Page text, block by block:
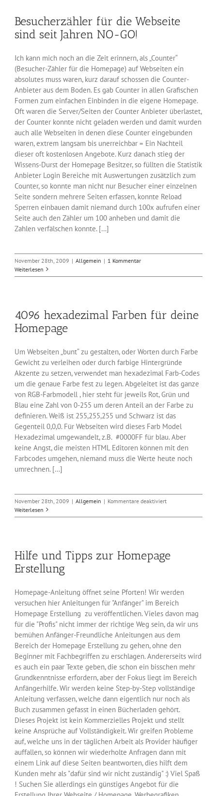
oder
Nein
Besucherzähler für die Webseite
sind seit Jahren NO-GO!
Ich kann mich noch an die Zeit erinnern, als „Counter“
(Besucher-Zähler für die Homepage) auf Webseiten ein
absolutes muss waren, kurz darauf schossen die Counter-
Anbieter aus dem Boden. Es gab Counter in allen Grafischen
Formen zum einfachen Einbinden in die eigene Homepage.
Oft waren die Server/Seiten der Counter Anbieter überlastet,
der Counter konnte nicht geladen werden und damit wurden
auch alle Webseiten in denen diese Counter eingebunden
waren, extrem langsam bis unerreichbar = Ein Nachteil
dieser oft kostenlosen Angebote. Kurz danach stieg der
Wissens-Durst der Homepage Besitzer, so füllten die Statistik
Anbieter Login Bereiche mit Auswertungen zusätzlich zum
Counter, so konnte man nicht nur Besucher einer einzelnen
Seite sondern mehrere Seiten erfassen, konnte Reload
Sperren einbauen damit niemand durch 100x aufrufen einer
Seite auch den Zähler um 100 anheben und damit die
Zahlen verfälschen konnte. […]
November 28th, 2009 | Allgemein | 1 Kommentar
Weiterlesen
4096 hexadezimal Farben für deine
Homepage
Um Webseiten „bunt“ zu gestalten, oder Worten durch Farbe
Gewicht zu verleihen oder durch farbige Hintergründe
Akzente zu setzen, verwendet man hexadezimal Farb-Codes
um die genaue Farbe fest zu legen. Abgeleitet ist das ganze
von RGB-Farbmodell , hier steht für jeweils Rot, Grün und
Blau eine Zahl von 0-255 um deren Anteil an der Farbe zu
definieren. Weiß ist 255,255,255 und Schwarz ist das
Gegenteil 0,0,0. Für Webseiten wird dieses Farb Model
Hexadezimal umgewandelt, z.B. #0000FF für blau. Aber
keine Angst, die meisten HTML Editoren können mit den
Farbcodes umgehen, niemand muss die Werte heute noch
umrechnen. […]
November 28th, 2009 | Allgemein | Kommentare deaktiviertfür
hexadezimal
Homepage
Weiterlesen
Hilfe und Tipps zur Homepage
Erstellung
Homepage-Anleitung öffnet seine Pforten! Wir werden
versuchen hier Anleitungen für "Anfänger" im Bereich
Homepage Erstellung zu veröffentlichen. Vieles davon mag
für die "Profis" nicht immer der richtige Weg sein, da wir uns
bemühen Anfänger-Freundliche Anleitungen aus dem
Bereich der Homepage Erstellung zu gehen, ohne den
Beginner mit Fachbegriffen zu erschlagen. Andererseits wird
es auch ein paar Texte geben, die schon ein bisschen mehr
Grundkenntnisse erfordern, aber der Fokus liegt im Bereich
Anfängerhilfe. Wir werden keine Step-by-Step vollständige
Anleitung verfassen, welche dann eigentlich nur noch als
Buch zusammen gefasst in einen Bücherladen gehört.
Dieses Projekt ist kein Kommerzielles Projekt und stellt
keine Ansprüche auf Vollständigkeit. Wir greifen Probleme
auf, welche uns in der täglichen Arbeit als Provider häufiger
auffallen, so können wir wiederholte Anfragen dann mit
einem Link auf diese Seiten beantworten, dies hilft dem
Kunden mehr als "dafür sind wir nicht zuständig" :) Viel Spaß
! Suchen Sie allerdings ein günstiges Angebot für die